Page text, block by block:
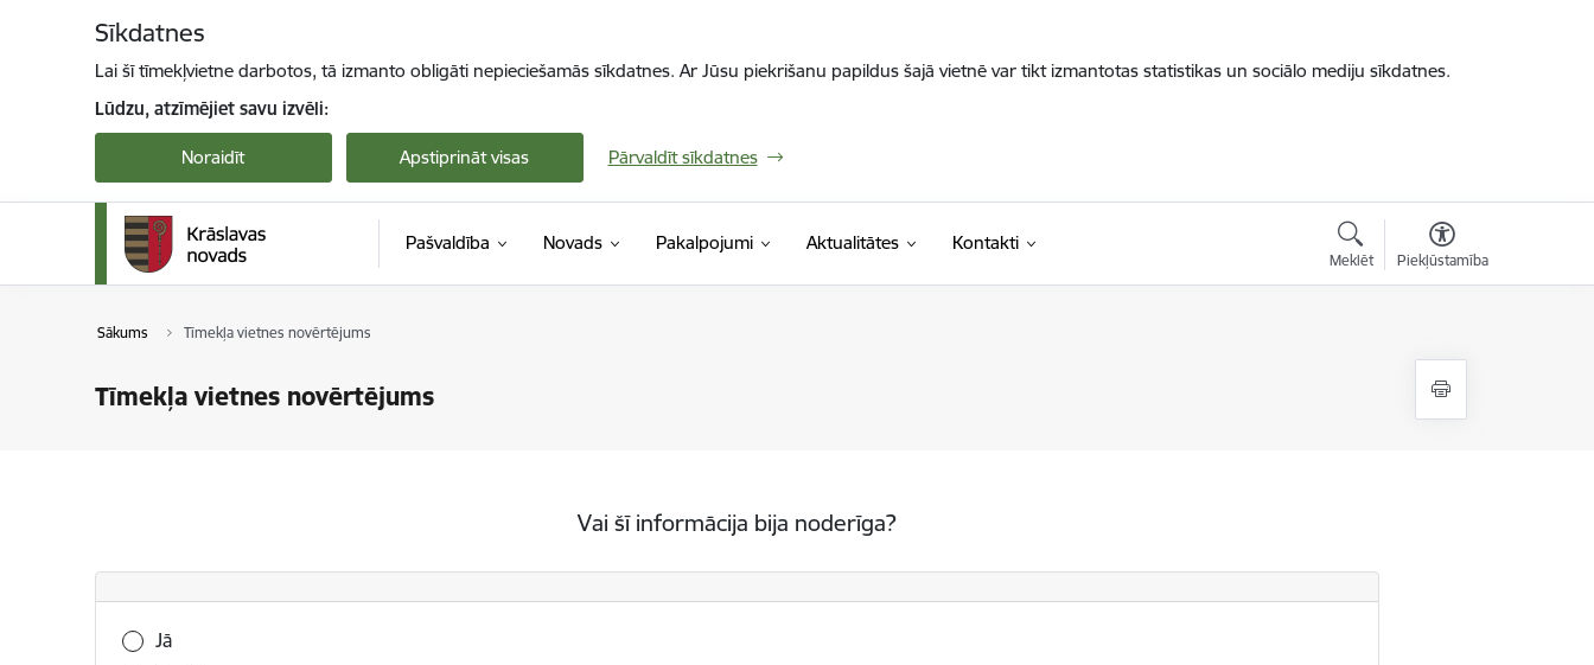
Sīkdatnes
Lai šī tīmekļvietne darbotos, tā izmanto obligāti nepieciešamās sīkdatnes. Ar Jūsu piekrišanu papildus šajā vietnē var tikt izmantotas statistikas un sociālo mediju sīkdatnes.
Lūdzu, atzīmējiet savu izvēli:
Noraidīt Apstiprināt visas Pārvaldīt sīkdatnes
Pašvaldība Novads Pakalpojumi Aktualitātes Kontakti
Meklēt Piekļūstamība
Sākums Tīmekļa vietnes novērtējums
Tīmekļa vietnes novērtējums
Vai šī informācija bija noderīga?
Vai šī informācija bija noderīga?
Jā